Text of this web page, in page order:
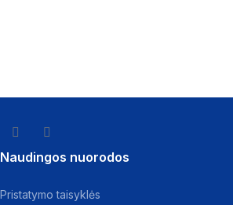
Naudingos nuorodos
Pristatymo taisyklės